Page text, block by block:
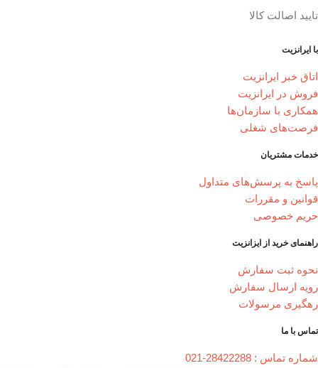
تایید اصالت کالا
با ایرانزیت
اتاق خبر ایرانزیت
فروش در ایرانزیت
همکاری با سازمان‌ها
فرصت‌های شغلی
خدمات مشتریان
پاسخ به پرسش‌های متداول
قوانین و مقررات
حریم خصوصی
راهنمای خرید از ایزانزیت
نحوه ثبت سفارش
رویه ارسال سفارش
رهگیری مرسولات
تماس با ما
شماره تماس : 28422288-021